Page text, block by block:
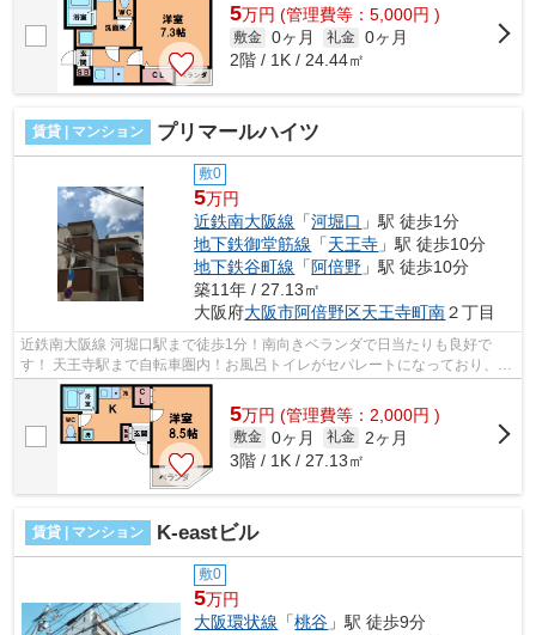
5万円 (管理費等：5,000円 )
敷金 0ヶ月 礼金 0ヶ月
2階 / 1K / 24.44㎡
賃貸 | マンション プリマールハイツ
敷0
5万円
近鉄南大阪線 「河堀口 」駅 徒歩1分
地下鉄御堂筋線 「天王寺 」駅 徒歩10分
地下鉄谷町線 「 阿倍野 」駅 徒歩10分
築11年 / 27.13㎡
大阪府大阪市阿倍野区天王寺町南２丁目
近鉄南大阪線 河堀口駅まで徒歩1分！南向きベランダで日当たりも良好で
す！ 天王寺駅まで自転車圏内！お風呂トイレがセパレートになっており、室
内洗濯機置場やTVモニター付きインタ...
5万円 (管理費等：2,000円 )
敷金 0ヶ月 礼金
2ヶ月
3階 / 1K / 27.13㎡
賃貸 | マンション K-eastビル
敷0
5万円
大阪環状線 「桃谷 」駅 徒歩9分